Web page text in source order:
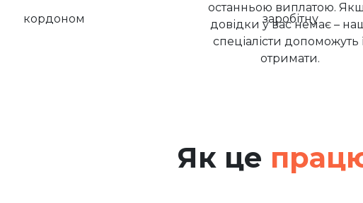
останньою виплатою.
довідки у вас немає –
спеціалісти допоможуть
отримати.
Як це